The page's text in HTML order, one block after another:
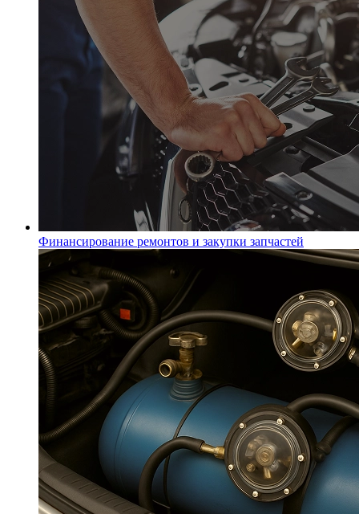
Финансирование ремонтов и закупки запчастей